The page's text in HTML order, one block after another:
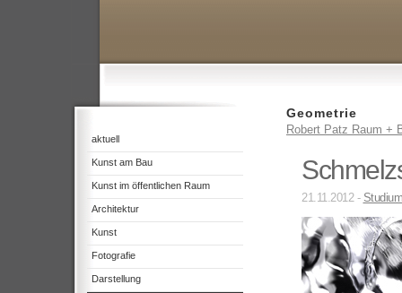
aktuell
Kunst am Bau
Kunst im öffentlichen Raum
Architektur
Kunst
Fotografie
Darstellung
Geometrie
Robert Patz Raum +
21.11.2012 - Studium